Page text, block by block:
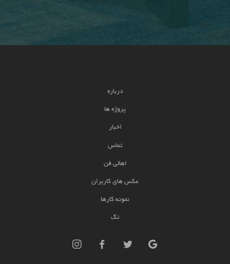
درباره
پروژه ها
اخبار
تماس
اهالی فن
عکس های کاربران
نمونه کارها
تگ